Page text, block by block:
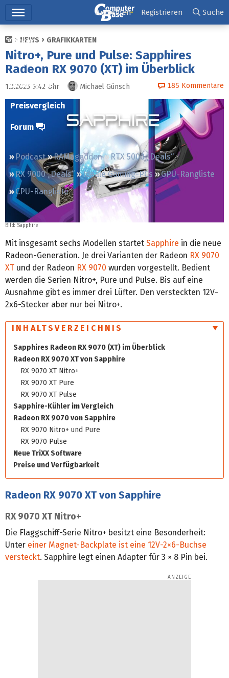
Ticker
Tests
Downloads
Preisvergleich
Forum
Podcast RAMageddon
RTX 5000 „Deals“
RX 9000 „Deals“
Ideale Gaming-PCs
GPU-Rangliste
CPU-Rangliste
Anmelden Registrieren Suche
NEWS GRAFIKKARTEN
Nitro+, Pure und Pulse: Sapphires
Radeon RX 9070 (XT) im Überblick
1.3.2025 9:42 Uhr Michael Günsch 185 Kommentare
Bild: Sapphire
Mit insgesamt sechs Modellen startet Sapphire in die neue
Radeon-Generation. Je drei Varianten der Radeon RX 9070
XT und der Radeon RX 9070 wurden vorgestellt. Bedient
werden die Serien Nitro+, Pure und Pulse. Bis auf eine
Ausnahme gibt es immer drei Lüfter. Den versteckten 12V-
2x6-Stecker aber nur bei Nitro+.
INHALTSVERZEICHNIS
Sapphires Radeon RX 9070 (XT) im Überblick
Radeon RX 9070 XT von Sapphire
RX 9070 XT Nitro+
RX 9070 XT Pure
RX 9070 XT Pulse
Sapphire-Kühler im Vergleich
Radeon RX 9070 von Sapphire
RX 9070 Nitro+ und Pure
RX 9070 Pulse
Neue TriXX Software
Preise und Verfügbarkeit
Radeon RX 9070 XT von Sapphire
RX 9070 XT Nitro+
Die Flaggschiff-Serie Nitro+ besitzt eine Besonderheit:
Unter einer Magnet-Backplate ist eine 12V-2×6-Buchse
versteckt. Sapphire legt einen Adapter für 3 × 8 Pin bei.